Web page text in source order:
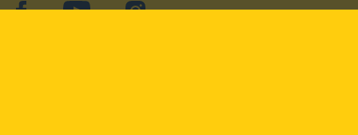
facebookYouTube Instagram